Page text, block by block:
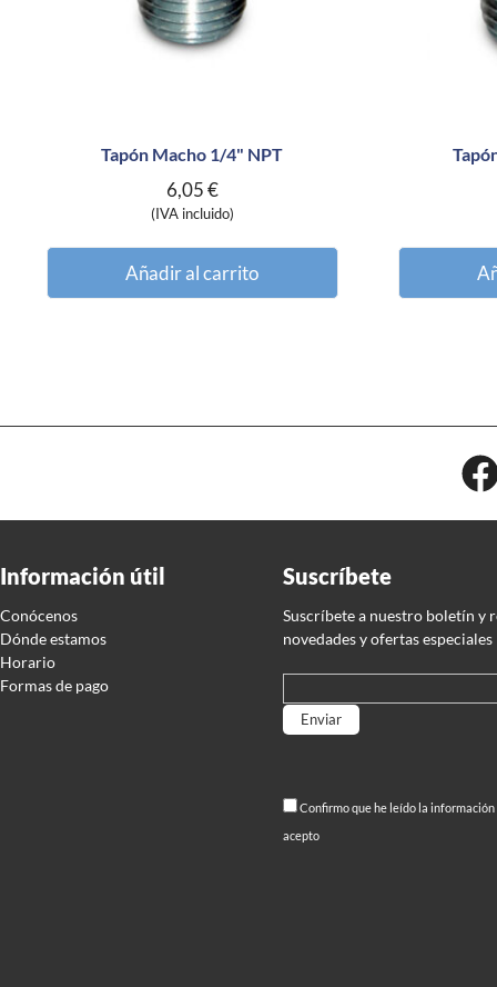
Tapón Macho 1/4" NPT
6,05€
(IVA incluido)
Añadir al carrito
Información útil
Conócenos
Dónde estamos
Horario
Formas de pago
Suscríbete
Suscríbete a nuestro boletín y
novedades y ofertas especiales
Confirmo que he leído la
acepto